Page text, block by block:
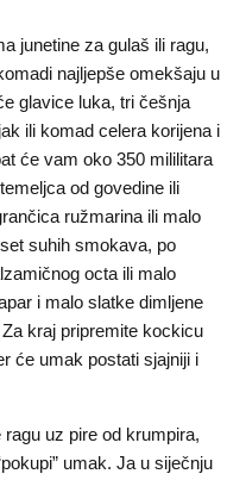
junetine za gulaš ili ragu,
najljepše omekšaju u
glavice luka, tri češnja
ili komad celera korijena i
će vam oko 350 mililitara
od govedine ili
ružmarina ili malo
suhih smokava, po
octa ili malo
i malo slatke dimljene
kraj pripremite kockicu
će umak postati sjajniji i
uz pire od krumpira,
umak. Ja u siječnju